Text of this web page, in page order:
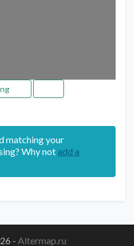
matching your
Why not add a
- Altermap.ru